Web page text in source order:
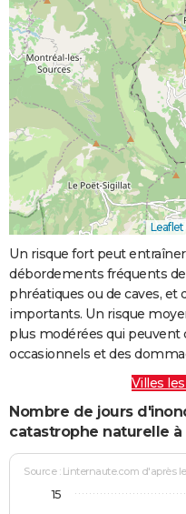
Leaflet
Un risque fort peut
débordements fréquents de
phréatiques ou de caves, et
importants. Un risque
plus modérées qui
occasionnels et des
Villes
Nombre de jours
catastrophe naturelle à
Source : Linternaute.com d'après
15